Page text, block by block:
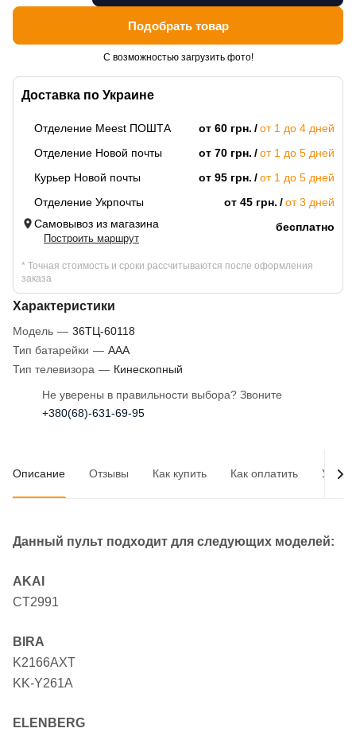
Доставка по Украине
Отделение Meest ПОШТА от 60 грн.
от 1 до 4 дней
Отделение Новой почты
от 70 грн.
от 1 до 5 дней
Курьер Новой почты
от 95 грн.
от 1 до 5 дней
Отделение Укрпочты
от 45 грн.
от 3 дней
Самовывоз из магазина
Построить маршрут
бесплатно
* Точная стоимость и сроки рассчитываются после оформления
заказа
Характеристики
Модель — 36ТЦ-60118
Тип батарейки — AAA
Тип телевизора — Кинескопный
Подобрать товар
С возможностью загрузить фото!
Не уверены в правильности выбора? Звоните
+380(68)-631-69-95
Описание Отзывы Как купить Как оплатить
Данный пульт подходит для следующих моделей:
AKAI
CT2991
BIRA
K2166AXT
KK-Y261A
ELENBERG